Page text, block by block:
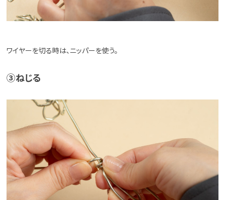
ワイヤーを切る時は、ニッパーを使う。
③ねじる